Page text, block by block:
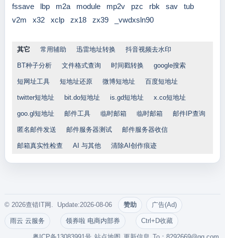
fssave
lbp m2a module mp2v pzc rbk sav
tub
v2m
x32 xclp zx18 zx39 _vwdxsln90
其它 常用辅助 迅雷地址转换 抖音视频去水印
BT种子分析 文件格式查询 时间戳转换 google搜索
短网址工具 短地址还原 微博短地址 百度短地址
twitter短地址 bit.do短地址 is.gd短地址 x.co短地址
goo.gl短地址 邮件工具 临时邮箱 临时邮箱 邮件IP查询
匿名邮件发送 邮件服务器测试 邮件服务器收信
邮箱真实性检查 AI 与其他 清除AI创作痕迹
© 2026查错IT网. Update:2026-08-06 赞助 广告(Ad)
雨云 云服务 领券啦 电商内部券 Ctrl+D收藏